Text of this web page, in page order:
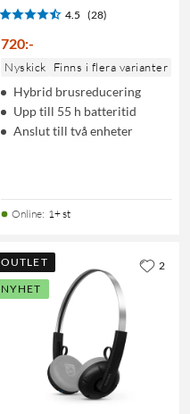
4.5 (28)
720:-
Nyskick Finns i flera varianter
Hybrid brusreducering
Upp till 55 h batteritid
Anslut till två enheter
Online: 1+ st
OUTLET
NYHET
2